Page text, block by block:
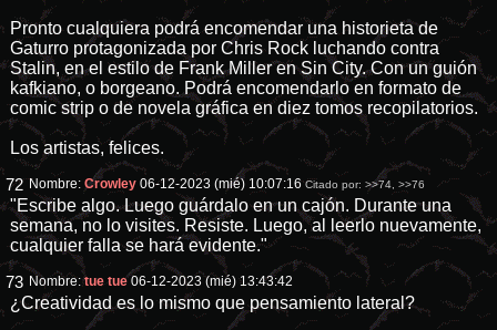
Pronto cualquiera podrá encomendar una historieta de
Gaturro protagonizada por Chris Rock luchando contra
Stalin, en el estilo de Frank Miller en Sin City. Con un guión
kafkiano, o borgeano. Podrá encomendarlo en formato de
comic strip o de novela gráfica en diez tomos recopilatorios.
Los artistas, felices.
72 Nombre:Crowley 06-12-2023 (mié) 10:07:16 Citado por:>>74,>>76
"Escribe algo. Luego guárdalo en un cajón. Durante una
semana, no lo visites. Resiste. Luego, al leerlo nuevamente,
cualquier falla se hará evidente."
73 Nombre:tue tue 06-12-2023 (mié) 13:43:42
¿Creatividad es lo mismo que pensamiento lateral?